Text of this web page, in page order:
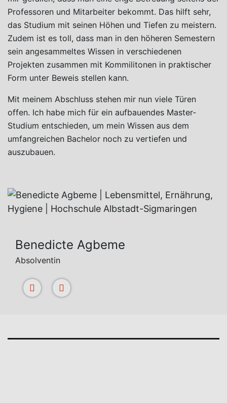
Professoren und Mitarbeiter bekommt. Das hilft sehr,
das Studium mit seinen Höhen und Tiefen zu meistern.
Zudem ist es toll, dass man in den höheren Semestern
sein angesammeltes Wissen in verschiedenen
Projekten zusammen mit Kommilitonen in praktischer
Form unter Beweis stellen kann.
Mit meinem Abschluss stehen mir nun viele Türen
offen. Ich habe mich für ein aufbauendes Master-
Studium entschieden, um mein Wissen aus dem
umfangreichen Bachelor noch zu vertiefen und
auszubauen.
Benedicte Agbeme
Absolventin